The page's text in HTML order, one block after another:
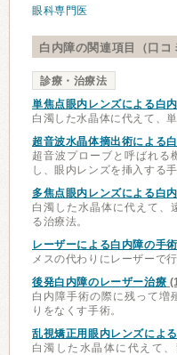
眼科専門医
白内障の関連項目（口コ
診療・治療法
単焦点眼内レンズによる白
白濁した水晶体に代えて、
超音波水晶体摘出術による
超音波プローブと呼ばれる
し、眼内レンズを挿入する手
多焦点眼内レンズによる白
白濁した水晶体に代えて、
る治療法。
レーザーによる白内障の手術
メスの代わりにレーザーで
後発白内障のレーザー治療
白内障手術の際に残って増
りをなくす手術。
乱視矯正用眼内レンズによ
白濁した水晶体に代えて